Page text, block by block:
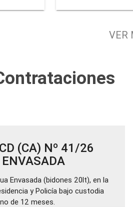
VER
(CA) Nº 41/26
Envasada (bidones 20lt), en la
y Policía bajo custodia
de 12 meses.